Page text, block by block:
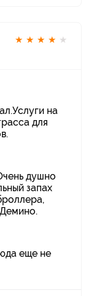
★ ★ ★ ★ ★
на
для
душно
запах
еще не